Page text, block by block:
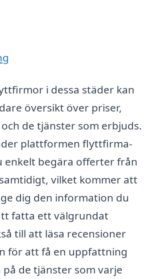
i dessa städer kan
översikt över priser,
de tjänster som erbjuds.
plattformen flyttfirma-
enkelt begära offerter från
vilket kommer att
dig den information du
fatta ett välgrundat
till att läsa recensioner
för att få en uppfattning
de tjänster som varje